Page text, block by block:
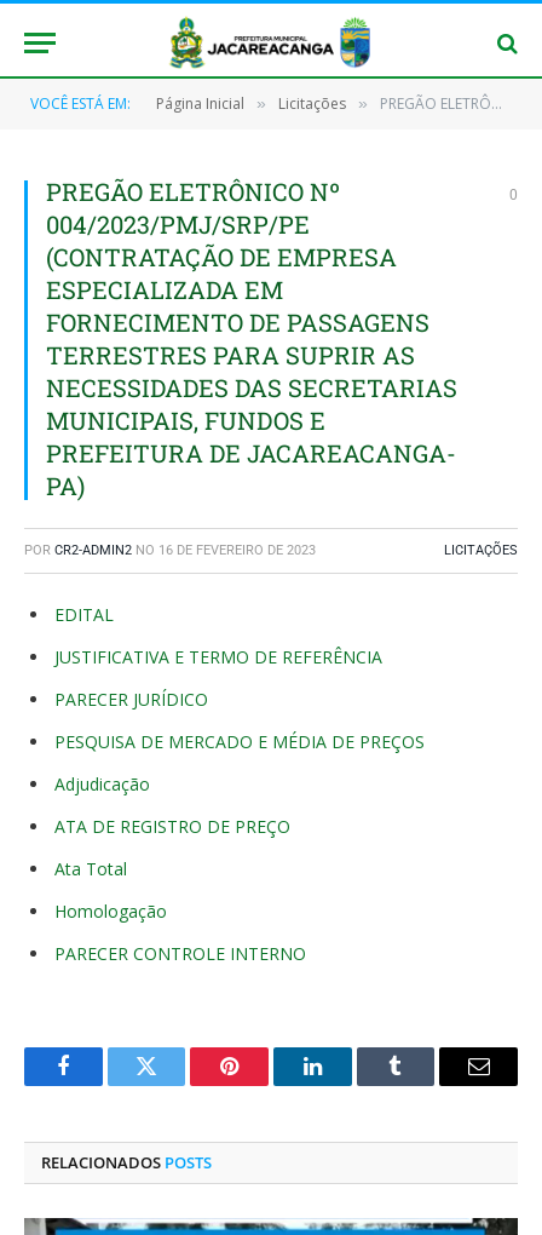
VOCÊ ESTÁ EM: Página Inicial » Licitações » PREGÃO ELETRÔNICO Nº 004/2023/PMJ/SRP/PE (CONTRATAÇÃO DE EMPRESA ESPECIALIZADA EM FORNECIMENTO DE PASSAGENS TERRESTRES PARA SUPRIR AS NECESSIDADES DAS SECRETARIAS MUNICIPAIS, FUNDOS E PREFEITURA DE JACAREACANGA-PA)
PREGÃO ELETRÔNICO Nº
004/2023/PMJ/SRP/PE
(CONTRATAÇÃO DE EMPRESA
ESPECIALIZADA EM
FORNECIMENTO DE PASSAGENS
TERRESTRES PARA SUPRIR AS
NECESSIDADES DAS SECRETARIAS
MUNICIPAIS, FUNDOS E
PREFEITURA DE JACAREACANGA-
PA)
0
POR CR2-ADMIN2 NO 16 DE FEVEREIRO DE 2023 LICITAÇÕES
EDITAL
JUSTIFICATIVA E TERMO DE REFERÊNCIA
PARECER JURÍDICO
PESQUISA DE MERCADO E MÉDIA DE PREÇOS
Adjudicação
ATA DE REGISTRO DE PREÇO
Ata Total
Homologação
PARECER CONTROLE INTERNO
FacebookTwitter Pinterest O
Tumblr
E-
RELACIONADOS POSTS